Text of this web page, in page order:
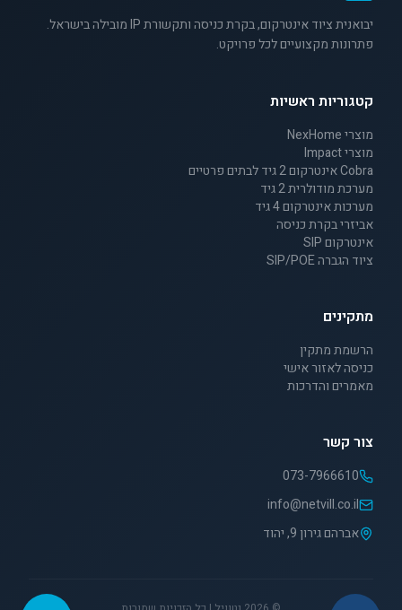
יבואנית ציוד אינטרקום, בקרת כניסה ותקשורת IP מובילה בישראל.
פתרונות מקצועיים לכל פרויקט.
קטגוריות ראשיות
מוצרי NexHome
מוצרי Impact
Cobra אינטרקום 2 גיד לבתים פרטיים
מערכת מודולרית 2 גיד
מערכות אינטרקום 4 גיד
אביזרי בקרת כניסה
אינטרקום SIP
ציוד הגברה SIP/POE
מתקינים
הרשמת מתקין
כניסה לאזור אישי
מאמרים והדרכות
צור קשר
073-7966610
info@netvill.co.il
אברהם גירון 9, יהוד